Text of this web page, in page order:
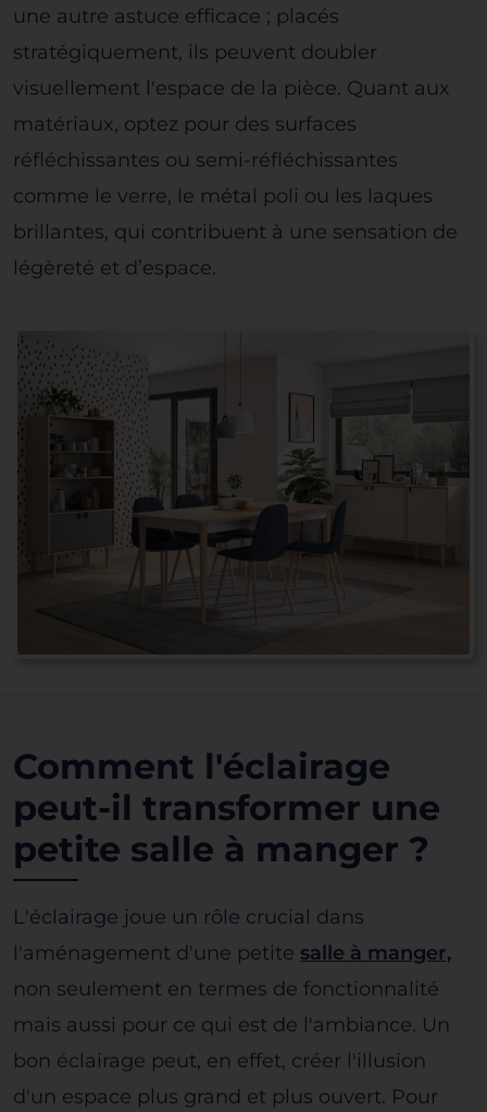
une autre astuce efficace ; placés
stratégiquement, ils peuvent doubler
visuellement l'espace de la pièce. Quant aux
matériaux, optez pour des surfaces
réfléchissantes ou semi-réfléchissantes
comme le verre, le métal poli ou les laques
brillantes, qui contribuent à une sensation de
légèreté et d’espace.
Comment l'éclairage
peut-il transformer une
petite salle à manger ?
L'éclairage joue un rôle crucial dans
l'aménagement d'une petite salle à manger,
non seulement en termes de fonctionnalité
mais aussi pour ce qui est de l'ambiance. Un
bon éclairage peut, en effet, créer l'illusion
d'un espace plus grand et plus ouvert. Pour